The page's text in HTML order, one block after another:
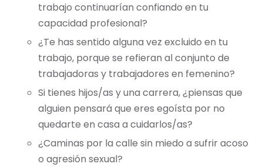
trabajo continuarían confiando en tu
capacidad profesional?
¿Te has sentido alguna vez excluido en tu
trabajo, porque se refieran al conjunto de
trabajadoras y trabajadores en femenino?
Si tienes hijos/as y una carrera, ¿piensas que
alguien pensará que eres egoísta por no
quedarte en casa a cuidarlos/as?
¿Caminas por la calle sin miedo a sufrir acoso
o agresión sexual?